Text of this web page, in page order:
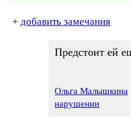
+ добавить замечания
Предстоит ей
Ольга Малышкина
нарушении